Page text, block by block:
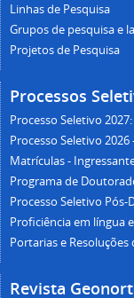
Linhas de Pesquisa
Grupos de pesquisa e
Projetos de Pesquisa
Processos
Processo Seletivo
Processo Seletivo
Matrículas -
Programa de
Processo Seletivo
Proficiência em língua
Portarias e Resoluções
Revista